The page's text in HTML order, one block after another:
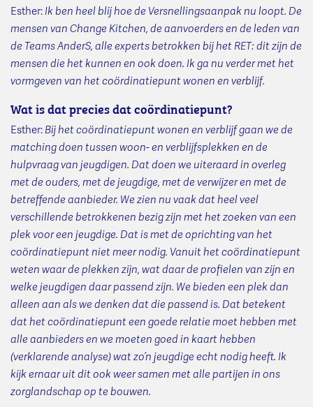
Esther: Ik ben heel blij hoe de Versnellingsaanpak nu loopt. De
mensen van Change Kitchen, de aanvoerders en de leden van
de Teams AnderS, alle experts betrokken bij het RET: dit zijn de
mensen die het kunnen en ook doen. Ik ga nu verder met het
vormgeven van het coördinatiepunt wonen en verblijf.
Wat is dat precies dat coördinatiepunt?
Esther: Bij het coördinatiepunt wonen en verblijf gaan we de
matching doen tussen woon- en verblijfsplekken en de
hulpvraag van jeugdigen. Dat doen we uiteraard in overleg
met de ouders, met de jeugdige, met de verwijzer en met de
betreffende aanbieder. We zien nu vaak dat heel veel
verschillende betrokkenen bezig zijn met het zoeken van een
plek voor een jeugdige. Dat is met de oprichting van het
coördinatiepunt niet meer nodig. Vanuit het coördinatiepunt
weten waar de plekken zijn, wat daar de profielen van zijn en
welke jeugdigen daar passend zijn. We bieden een plek dan
alleen aan als we denken dat die passend is. Dat betekent
dat het coördinatiepunt een goede relatie moet hebben met
alle aanbieders en we moeten goed in kaart hebben
(verklarende analyse) wat zo’n jeugdige echt nodig heeft. Ik
kijk ernaar uit dit ook weer samen met alle partijen in ons
zorglandschap op te bouwen.